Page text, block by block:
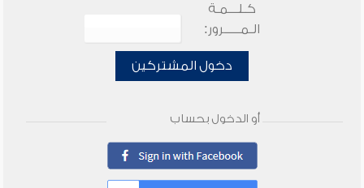
كـلـــمـة
الـمـــــرور:
دخول المشتركين
أو الدخول بحساب